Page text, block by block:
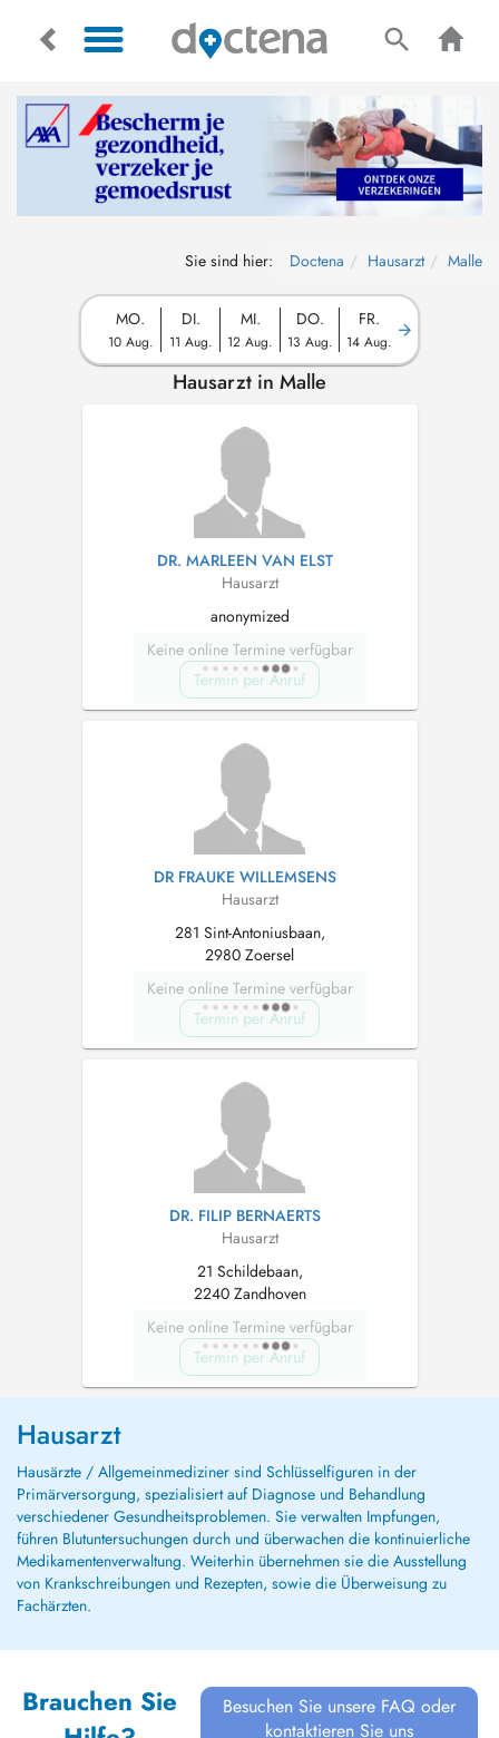
Sie sind hier: Doctena Hausarzt Malle
MO.
10 Aug.
DI.
11 Aug.
MI.
12 Aug.
DO.
13 Aug.
FR.
14 Aug.
Hausarzt in Malle
DR. MARLEEN VAN ELST
Hausarzt
anonymized
Keine online Termine verfügbar
Termin per Anruf
DR FRAUKE WILLEMSENS
Hausarzt
281 Sint-Antoniusbaan,
2980 Zoersel
Keine online Termine verfügbar
Termin per Anruf
DR. FILIP BERNAERTS
Hausarzt
21 Schildebaan,
2240 Zandhoven
Keine online Termine verfügbar
Termin per Anruf
Hausarzt
Hausärzte / Allgemeinmediziner sind Schlüsselfiguren in der
Primärversorgung, spezialisiert auf Diagnose und Behandlung
verschiedener Gesundheitsproblemen. Sie verwalten Impfungen,
führen Blutuntersuchungen durch und überwachen die kontinuierliche
Medikamentenverwaltung. Weiterhin übernehmen sie die Ausstellung
von Krankschreibungen und Rezepten, sowie die Überweisung zu
Fachärzten.
Brauchen Sie
Besuchen Sie unsere FAQ oder
kontaktieren Sie uns